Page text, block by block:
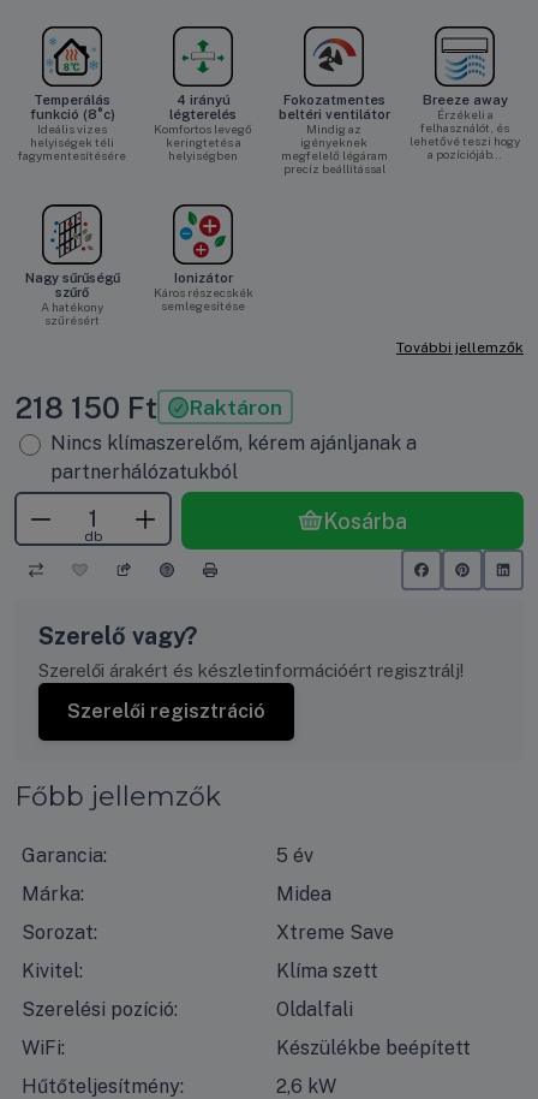
Temperálás
funkció (8°c)
Ideális vizes
helyiségek téli
fagymentesítésére
4 irányú
légterelés
Komfortos levegő
keringtetés a
helyiségben
Fokozatmentes
beltéri ventilátor
Mindig az
igényeknek
megfelelő légáram
precíz beállítással
Breeze away
Érzékeli a
felhasználót, és
lehetővé teszi hogy
a pozíciójáb…
Nagy sűrűségű
szűrő
A hatékony
szűrésért
Ionizátor
Káros részecskék
semlegesítése
További jellemzők
218 150 Ft Raktáron
Nincs klímaszerelőm, kérem ajánljanak a
partnerhálózatukból
db
Kosárba
Szerelő vagy?
Szerelői árakért és készletinformációért regisztrálj!
Szerelői regisztráció
Főbb jellemzők
Garancia:
5 év
Márka:
Midea
Sorozat:
Xtreme Save
Kivitel:
Klíma szett
Szerelési pozíció:
Oldalfali
WiFi:
Készülékbe beépített
Hűtőteljesítmény:
2,6 kW